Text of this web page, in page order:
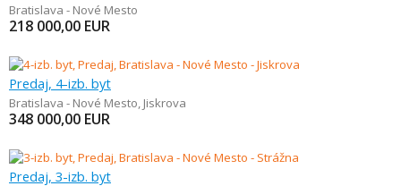
Bratislava - Nové Mesto
218 000,00 EUR
Predaj, 4-izb. byt
Bratislava - Nové Mesto, Jiskrova
348 000,00 EUR
Predaj, 3-izb. byt